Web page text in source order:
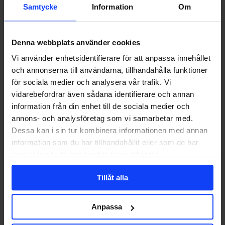
Samtycke Information Om
Denna webbplats använder cookies
Vi använder enhetsidentifierare för att anpassa innehållet
och annonserna till användarna, tillhandahålla funktioner
för sociala medier och analysera vår trafik. Vi
vidarebefordrar även sådana identifierare och annan
information från din enhet till de sociala medier och
annons- och analysföretag som vi samarbetar med.
Dessa kan i sin tur kombinera informationen med annan
information som du har tillhandahållit eller som de har
Tillåt alla
Anpassa
AIDIGITAL MARKETINGHär
är
2026
mest
avgörande
trender
inom
digital
marknadsföring
–
hittills
Här är 2026 mest avgörande trender inom digital
marknadsföring – hittills
Halva 2026 har gått, och om de senaste åren mest handlade om att
testa AI…